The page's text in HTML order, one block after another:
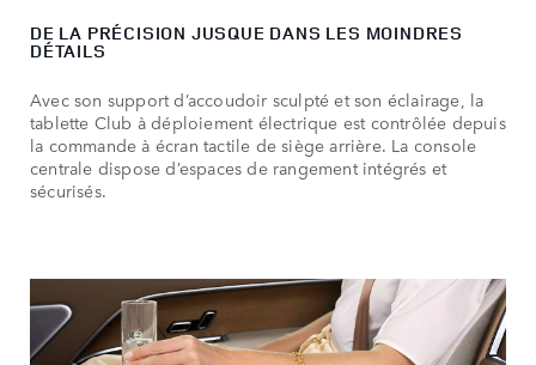
DE LA PRÉCISION JUSQUE DANS LES MOINDRES
DÉTAILS
Avec son support d’accoudoir sculpté et son éclairage, la
tablette Club à déploiement électrique est contrôlée depuis
la commande à écran tactile de siège arrière. La console
centrale dispose d’espaces de rangement intégrés et
sécurisés.